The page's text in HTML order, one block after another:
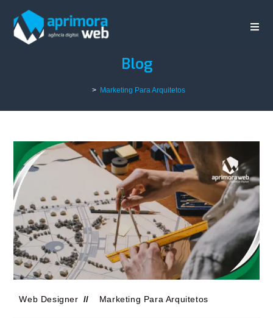
Blog
> Marketing Para Arquitetos
Web Designer Marketing Para Arquitetos